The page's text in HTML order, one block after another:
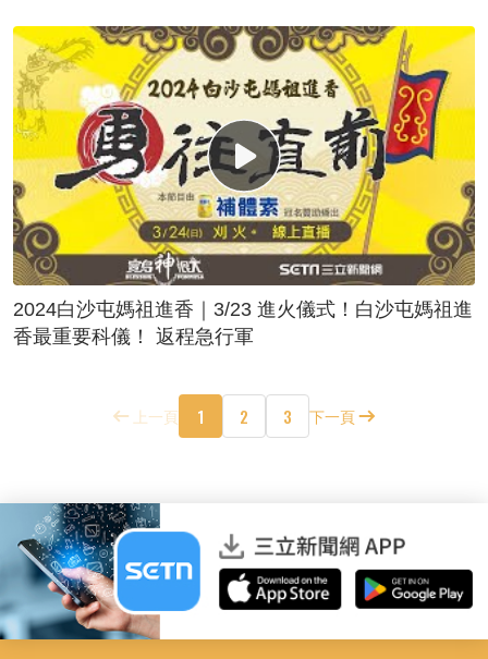
2024白沙屯媽祖進香｜3/23 進火儀式！白沙屯媽祖進
香最重要科儀！ 返程急行軍
上一頁 1 2 3 下一頁